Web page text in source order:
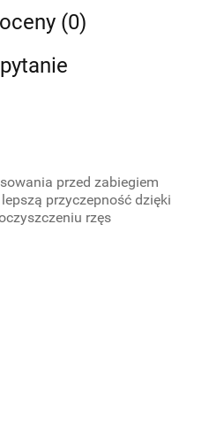
(0)
przed zabiegiem
przyczepność dzięki
rzęs